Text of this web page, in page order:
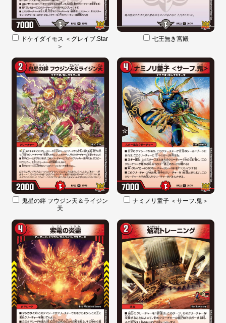
ドケイダイモス ＜グレイブ.Star
＞
七王無き宮殿
鬼星の絆 フウジン天＆ライジン
天
ナミノリ童子 ＜サーフ.鬼＞